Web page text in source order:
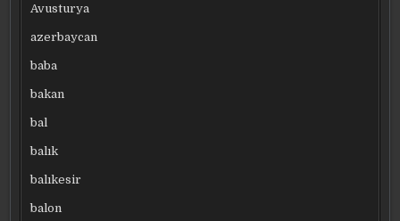
Avusturya
azerbaycan
baba
bakan
bal
balık
balıkesir
balon